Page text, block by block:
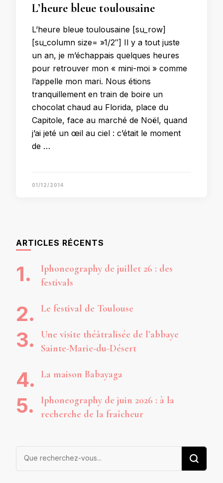
L’heure bleue toulousaine
L’heure bleue toulousaine [su_row]
[su_column size= »1/2″] Il y a tout juste
un an, je m’échappais quelques heures
pour retrouver mon « mini-moi » comme
l’appelle mon mari. Nous étions
tranquillement en train de boire un
chocolat chaud au Florida, place du
Capitole, face au marché de Noël, quand
j’ai jeté un œil au ciel : c’était le moment
de …
01/12/2014
ARTICLES RÉCENTS
Iphoneography de juillet 26 : des
festivals
Le festival de Toulouse
Une visite théâtralisée de l’abbaye
Sainte-Marie-du-Désert
La maison Babayaga
Iphoneography de juin 2026 : à la
recherche de la fraîcheur
Vous